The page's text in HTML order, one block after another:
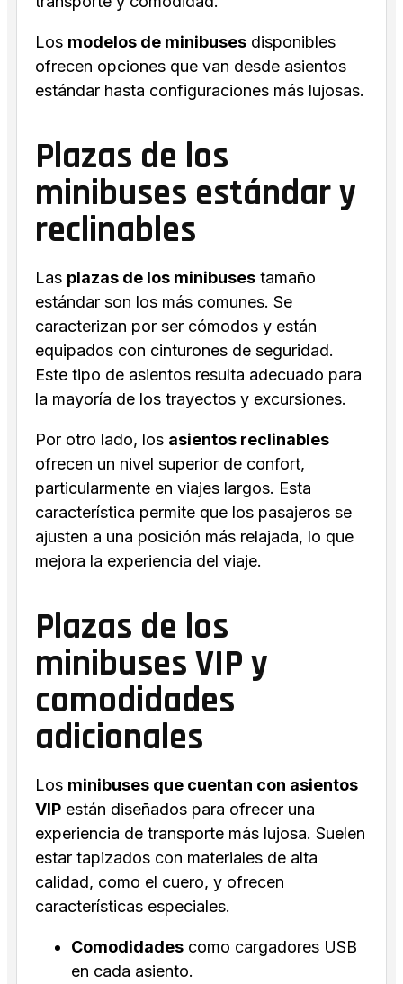
Los modelos de minibuses disponibles
ofrecen opciones que van desde asientos
estándar hasta configuraciones más lujosas.
Plazas de los
minibuses estándar y
reclinables
Las plazas de los minibuses tamaño
estándar son los más comunes. Se
caracterizan por ser cómodos y están
equipados con cinturones de seguridad.
Este tipo de asientos resulta adecuado para
la mayoría de los trayectos y excursiones.
Por otro lado, los asientos reclinables
ofrecen un nivel superior de confort,
particularmente en viajes largos. Esta
característica permite que los pasajeros se
ajusten a una posición más relajada, lo que
mejora la experiencia del viaje.
Plazas de los
minibuses VIP y
comodidades
adicionales
Los minibuses que cuentan con asientos
VIP están diseñados para ofrecer una
experiencia de transporte más lujosa. Suelen
estar tapizados con materiales de alta
calidad, como el cuero, y ofrecen
características especiales.
Comodidades como cargadores USB
en cada asiento.